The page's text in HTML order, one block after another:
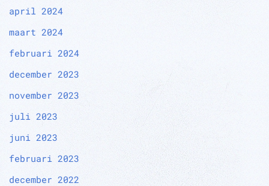
april 2024
maart 2024
februari 2024
december 2023
november 2023
juli 2023
juni 2023
februari 2023
december 2022